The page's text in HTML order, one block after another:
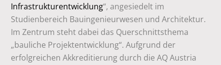
Infrastrukturentwicklung“, angesiedelt im
Studienbereich Bauingenieurwesen und Architektur.
Im Zentrum steht dabei das Querschnittsthema
„bauliche Projektentwicklung“. Aufgrund der
erfolgreichen Akkreditierung durch die AQ Austria